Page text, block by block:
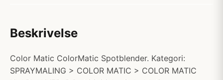
Beskrivelse
Color Matic ColorMatic Spotblender. Kategori:
SPRAYMALING > COLOR MATIC > COLOR MATIC